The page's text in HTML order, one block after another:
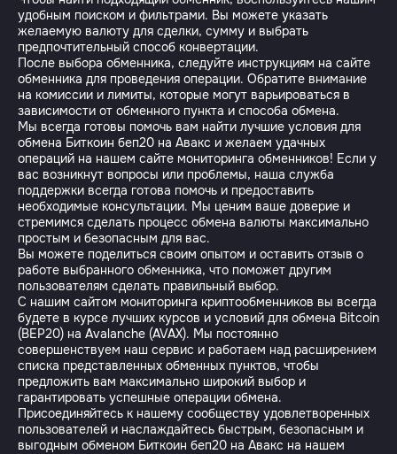
удобным поиском и фильтрами. Вы можете указать
желаемую валюту для сделки, сумму и выбрать
предпочтительный способ конвертации.
После выбора обменника, следуйте инструкциям на сайте
обменника для проведения операции. Обратите внимание
на комиссии и лимиты, которые могут варьироваться в
зависимости от обменного пункта и способа обмена.
Мы всегда готовы помочь вам найти лучшие условия для
обмена Биткоин беп20 на Авакс и желаем удачных
операций на нашем сайте мониторинга обменников! Если у
вас возникнут вопросы или проблемы, наша служба
поддержки всегда готова помочь и предоставить
необходимые консультации. Мы ценим ваше доверие и
стремимся сделать процесс обмена валюты максимально
простым и безопасным для вас.
Вы можете поделиться своим опытом и оставить отзыв о
работе выбранного обменника, что поможет другим
пользователям сделать правильный выбор.
С нашим сайтом мониторинга криптообменников вы всегда
будете в курсе лучших курсов и условий для обмена Bitcoin
(BEP20) на Avalanche (AVAX). Мы постоянно
совершенствуем наш сервис и работаем над расширением
списка представленных обменных пунктов, чтобы
предложить вам максимально широкий выбор и
гарантировать успешные операции обмена.
Присоединяйтесь к нашему сообществу удовлетворенных
пользователей и наслаждайтесь быстрым, безопасным и
выгодным обменом Биткоин беп20 на Авакс на нашем